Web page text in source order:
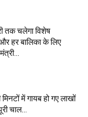
तक चलेगा विशेष
हर बालिका के लिए
में गायब हो गए लाखों
चाल…